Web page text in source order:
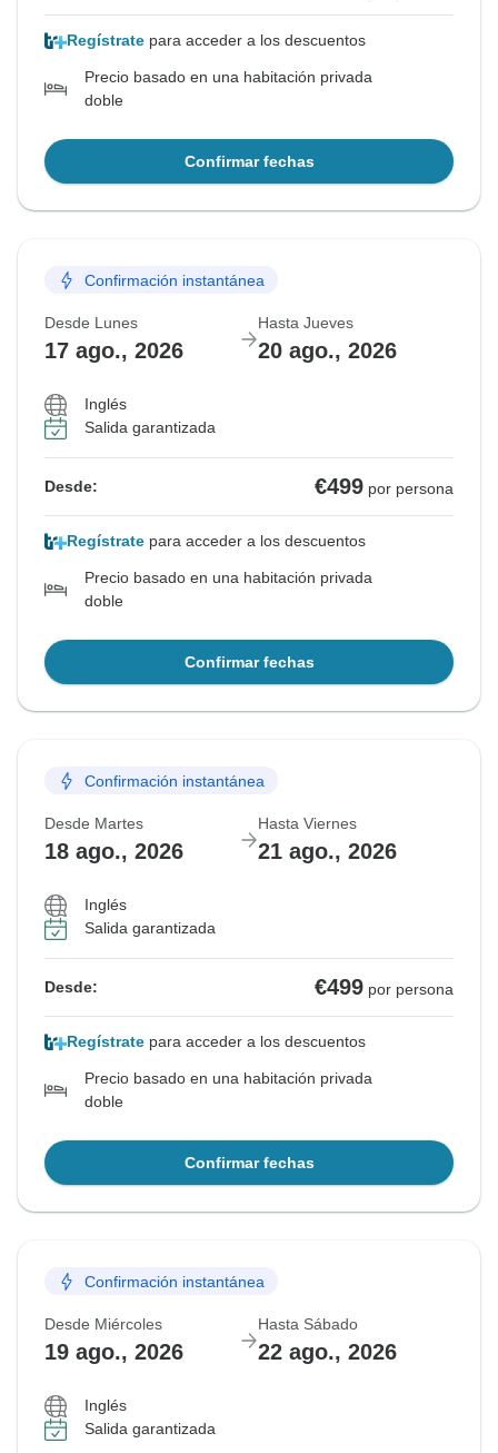
Regístrate para acceder a los descuentos
Precio basado en una habitación privada
doble
Confirmar fechas
Confirmación instantánea
Desde Lunes
17 ago., 2026
Hasta Jueves
20 ago., 2026
Inglés
Salida garantizada
Desde: €499 por persona
Regístrate para acceder a los descuentos
Precio basado en una habitación privada
doble
Confirmar fechas
Confirmación instantánea
Desde Martes
18 ago., 2026
Hasta Viernes
21 ago., 2026
Inglés
Salida garantizada
Desde: €499 por persona
Regístrate para acceder a los descuentos
Precio basado en una habitación privada
doble
Confirmar fechas
Confirmación instantánea
Desde Miércoles
19 ago., 2026
Hasta Sábado
22 ago., 2026
Inglés
Salida garantizada